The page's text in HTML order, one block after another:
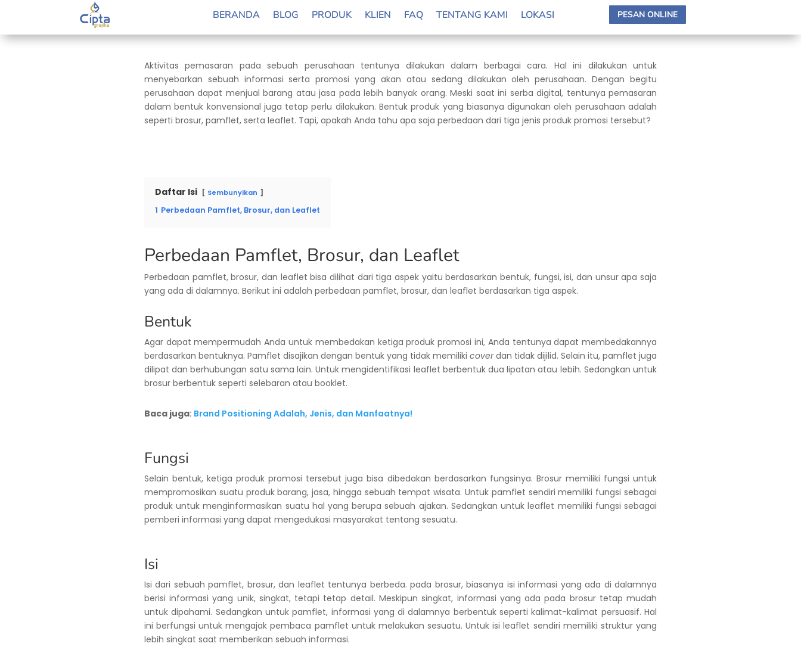
BERANDA BLOG PRODUK KLIEN FAQ TENTANG KAMI LOKASI PESAN ONLINE
byRetno Guslanda |Blog
Aktivitas pemasaran pada sebuah perusahaan tentunya dilakukan dalam berbagai cara. Hal ini dilakukan untuk
menyebarkan sebuah informasi serta promosi yang akan atau sedang dilakukan oleh perusahaan. Dengan begitu
perusahaan dapat menjual barang atau jasa pada lebih banyak orang. Meski saat ini serba digital, tentunya pemasaran
dalam bentuk konvensional juga tetap perlu dilakukan. Bentuk produk yang biasanya digunakan oleh perusahaan adalah
seperti brosur, pamflet, serta leaflet. Tapi, apakah Anda tahu apa saja perbedaan dari tiga jenis produk promosi tersebut?
Daftar Isi Sembunyikan
1 Perbedaan Pamflet, Brosur, dan Leaflet
Perbedaan Pamflet, Brosur, dan Leaflet
Perbedaan pamflet, brosur, dan leaflet bisa dilihat dari tiga aspek yaitu berdasarkan bentuk, fungsi, isi, dan unsur apa saja
yang ada di dalamnya. Berikut ini adalah perbedaan pamflet, brosur, dan leaflet berdasarkan tiga aspek.
Bentuk
Agar dapat mempermudah Anda untuk membedakan ketiga produk promosi ini, Anda tentunya dapat membedakannya
berdasarkan bentuknya. Pamflet disajikan dengan bentuk yang tidak memilikicoverdan tidak dijilid. Selain itu, pamflet juga
dilipat dan berhubungan satu sama lain. Untuk mengidentifikasi leaflet berbentuk dua lipatan atau lebih. Sedangkan untuk
brosur berbentuk seperti selebaran atau booklet.
Baca juga: Brand Positioning Adalah, Jenis, dan Manfaatnya!
Fungsi
Selain bentuk, ketiga produk promosi tersebut juga bisa dibedakan berdasarkan fungsinya. Brosur memiliki fungsi untuk
mempromosikan suatu produk barang, jasa, hingga sebuah tempat wisata. Untuk pamflet sendiri memiliki fungsi sebagai
produk untuk menginformasikan suatu hal yang berupa sebuah ajakan. Sedangkan untuk leaflet memiliki fungsi sebagai
pemberi informasi yang dapat mengedukasi masyarakat tentang sesuatu.
Isi
Isi dari sebuah pamflet, brosur, dan leaflet tentunya berbeda. pada brosur, biasanya isi informasi yang ada di dalamnya
berisi informasi yang unik, singkat, tetapi tetap detail. Meskipun singkat, informasi yang ada pada brosur tetap mudah
untuk dipahami. Sedangkan untuk pamflet, informasi yang di dalamnya berbentuk seperti kalimat-kalimat persuasif. Hal
ini berfungsi untuk mengajak pembaca pamflet untuk melakukan sesuatu. Untuk isi leaflet sendiri memiliki struktur yang
lebih singkat saat memberikan sebuah informasi.